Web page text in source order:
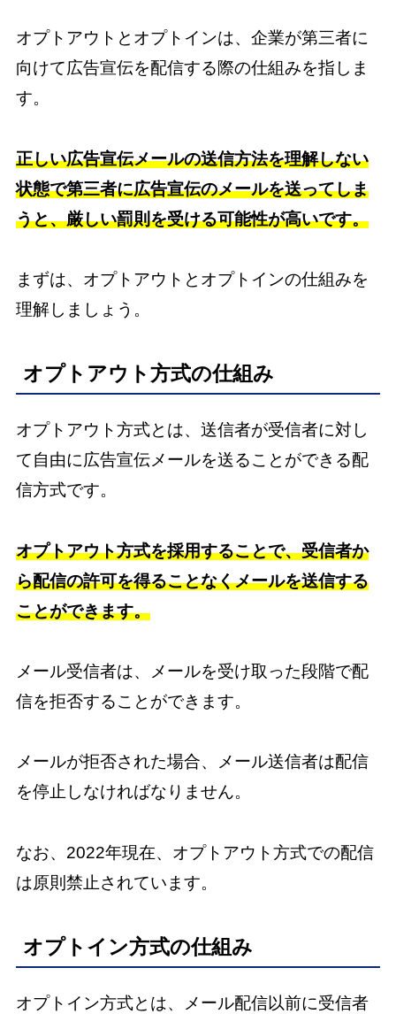
オプトアウトとオプトインは、企業が第三者に
向けて広告宣伝を配信する際の仕組みを指しま
す。
正しい広告宣伝メールの送信方法を理解しない
状態で第三者に広告宣伝のメールを送ってしま
うと、厳しい罰則を受ける可能性が高いです。
まずは、オプトアウトとオプトインの仕組みを
理解しましょう。
オプトアウト方式の仕組み
オプトアウト方式とは、送信者が受信者に対し
て自由に広告宣伝メールを送ることができる配
信方式です。
オプトアウト方式を採用することで、受信者か
ら配信の許可を得ることなくメールを送信する
ことができます。
メール受信者は、メールを受け取った段階で配
信を拒否することができます。
メールが拒否された場合、メール送信者は配信
を停止しなければなりません。
なお、2022年現在、オプトアウト方式での配信
は原則禁止されています。
オプトイン方式の仕組み
オプトイン方式とは、メール配信以前に受信者